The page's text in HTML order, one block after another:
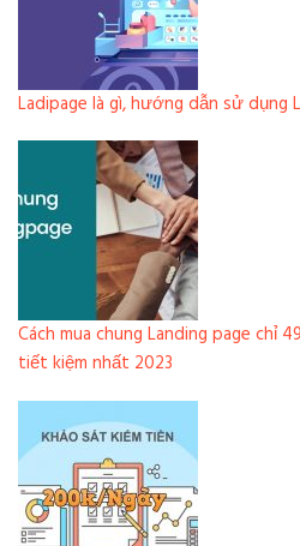
Ladipage là gì, hướng dẫn sử dụng
Cách mua chung Landing page chỉ
tiết kiệm nhất 2023